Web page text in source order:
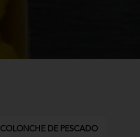
COLONCHE DE PESCADO